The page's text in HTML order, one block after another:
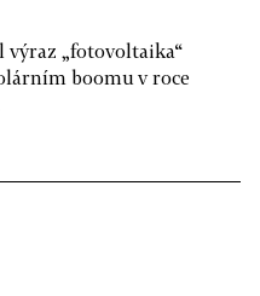
výraz „fotovoltaika“
boomu v roce